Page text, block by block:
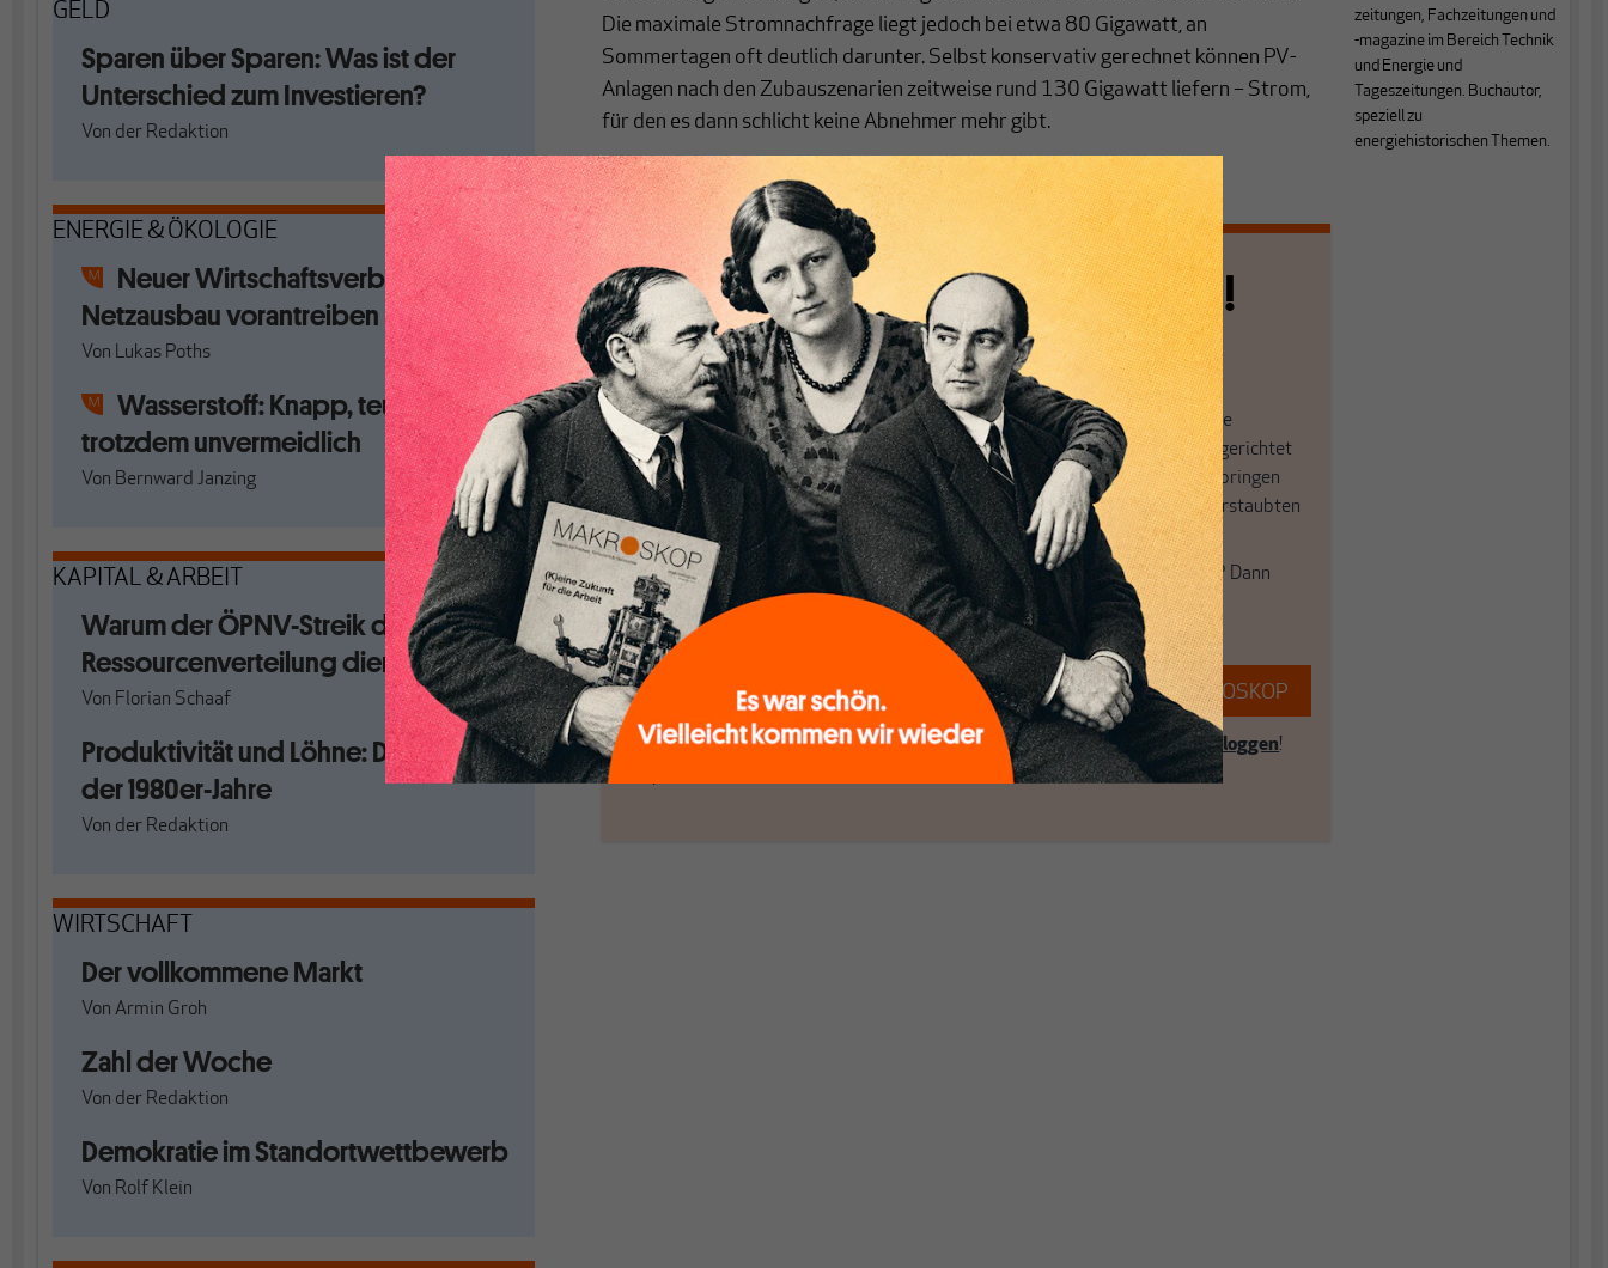
GELD
Sparen über Sparen: Was ist der
Unterschied zum Investieren?
Von der Redaktion
ENERGIE & ÖKOLOGIE
Neuer Wirtschaftsverband will
Netzausbau vorantreiben
Von Lukas Poths
Wasserstoff: Knapp, teuer und
trotzdem unvermeidlich
Von Bernward Janzing
KAPITAL & ARBEIT
Warum der ÖPNV-Streik der
Ressourcenverteilung dient
Von Florian Schaaf
Produktivität und Löhne: Der Bruch
der 1980er-Jahre
Von der Redaktion
WIRTSCHAFT
Der vollkommene Markt
Von Armin Groh
Zahl der Woche
Von der Redaktion
Demokratie im Standortwettbewerb
Von Rolf Klein
Die maximale Stromnachfrage liegt jedoch bei etwa 80 Gigawatt, an
Sommertagen oft deutlich darunter. Selbst konservativ gerechnet können PV-
Anlagen nach den Zubauszenarien zeitweise rund 130 Gigawatt liefern – Strom,
für den es dann schlicht keine Abnehmer mehr gibt.
[...]
Nichts schreibt sich von allein!
Nur für Abonnenten
MAKROSKOP analysiert
wirtschaftspolitische Themen aus einer
postkeynesianischen Perspektive und ist
damit in Deutschland einzigartig.
MAKROSKOP steht für das große Ganze.
Wir haben einen Blick auf Geld,
Wirtschaft und Politik, den Sie so
woanders nicht finden.
Dabei leben wir von unseren Autoren,
ihren Recherchen, ihrem Wissen und
ihrem Enthusiasmus. Gemeinsam scheren
wir aus den schmaler werdenden
Wir verlassen die journalistische
Filterblase, in der sich viele eingerichtet
haben. Wir öffnen Fenster und bringen
frische Luft in die engen und verstaubten
Debattenräume.
Brauchen Sie auch frische Luft? Dann
folgen Sie einfach dem Button.
ABONNIEREN SIE MAKROSKOP
Schon Abonnent? Dann hier einloggen!
zeitungen, Fachzeitungen und
-magazine im Bereich Technik
und Energie und
Tageszeitungen. Buchautor,
speziell zu
energiehistorischen Themen.